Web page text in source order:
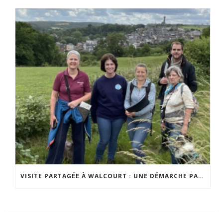
VISITE PARTAGÉE À WALCOURT : UNE DÉMARCHE PARTICIPATIVE ANIMÉE PAR ESPACE ENVIRONNEMENT